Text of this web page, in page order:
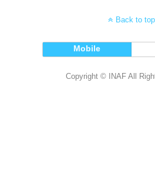
Back to top
Mobile
Copyright © INAF All